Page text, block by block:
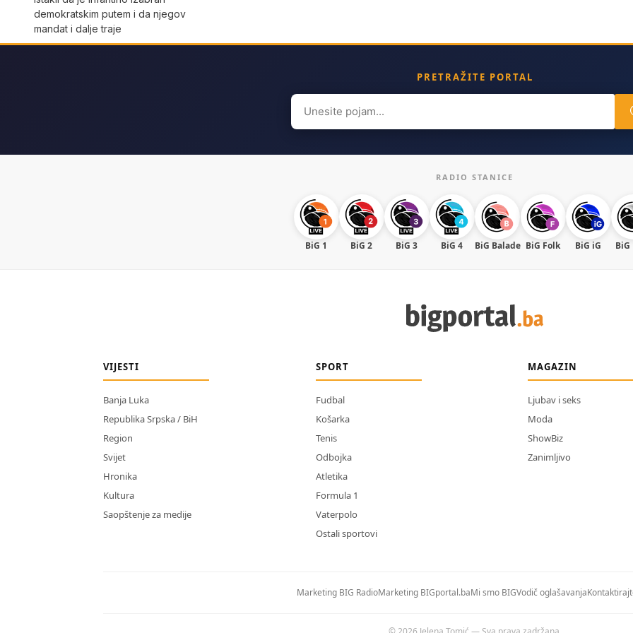
demokratskim putem i da njegov
mandat i dalje traje
PRETRAŽITE PORTAL
Search
for:
RADIO STANICE
BiG 1 BiG 2 BiG 3 BiG 4 BiG Balade BiG Folk BiG iG BiG
VIJESTI
Banja Luka
Republika Srpska / BiH
Region
Svijet
Hronika
Kultura
Saopštenje za medije
SPORT
Fudbal
Košarka
Tenis
Odbojka
Atletika
Formula 1
Vaterpolo
Ostali sportovi
MAGAZIN
Ljubav i seks
Moda
ShowBiz
Zanimljivo
Marketing BIG RadioMarketing BIGportal.baMi smo BIGVodič oglašavanja